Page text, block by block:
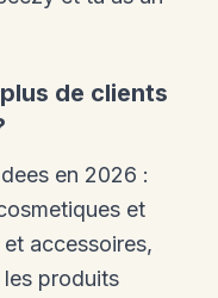
de clients
en 2026 :
et
accessoires,
les produits